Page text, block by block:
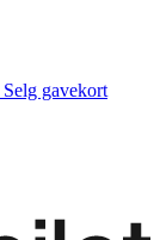
Selg gavekort